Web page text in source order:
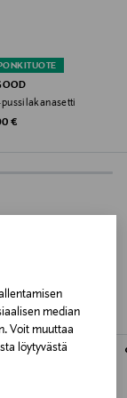
median
Voit muuttaa
löytyvästä
Price
€